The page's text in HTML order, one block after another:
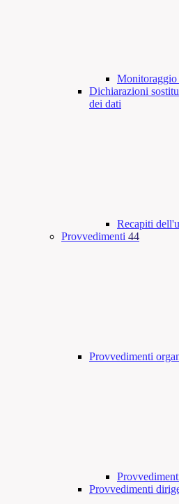
Monitoraggio
Dichiarazioni
dei dati
Recapiti
Provvedimenti 44
Provvedimenti
Provvedimenti